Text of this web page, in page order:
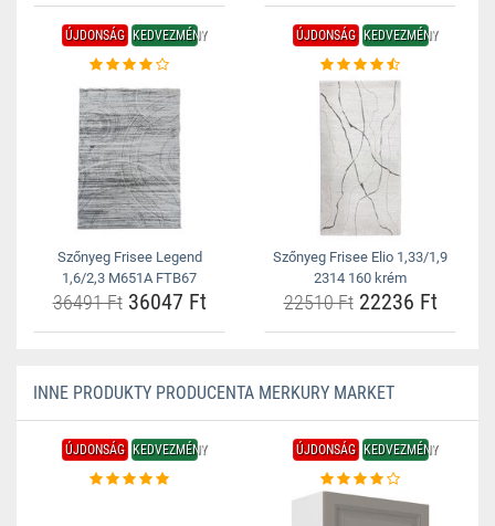
ÚJDONSÁG KEDVEZMÉNY
Szőnyeg Frisee Legend
1,6/2,3 M651A FTB67
36491 Ft36047 Ft
ÚJDONSÁG KEDVEZMÉNY
Szőnyeg Frisee Elio 1,33/1,9
2314 160 krém
22510 Ft22236 Ft
INNE PRODUKTY PRODUCENTA MERKURY MARKET
ÚJDONSÁG KEDVEZMÉNY ÚJDONSÁG KEDVEZMÉNY